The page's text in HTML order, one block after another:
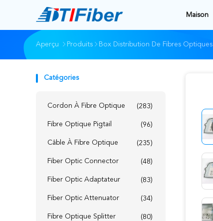
Maison
Aperçu Produits Box Distribution De Fibres Optiques
Catégories
Cordon À Fibre Optique (283)
Fibre Optique Pigtail (96)
Câble À Fibre Optique (235)
Fiber Optic Connector (48)
Fiber Optic Adaptateur (83)
Fiber Optic Attenuator (34)
Fibre Optique Splitter (80)